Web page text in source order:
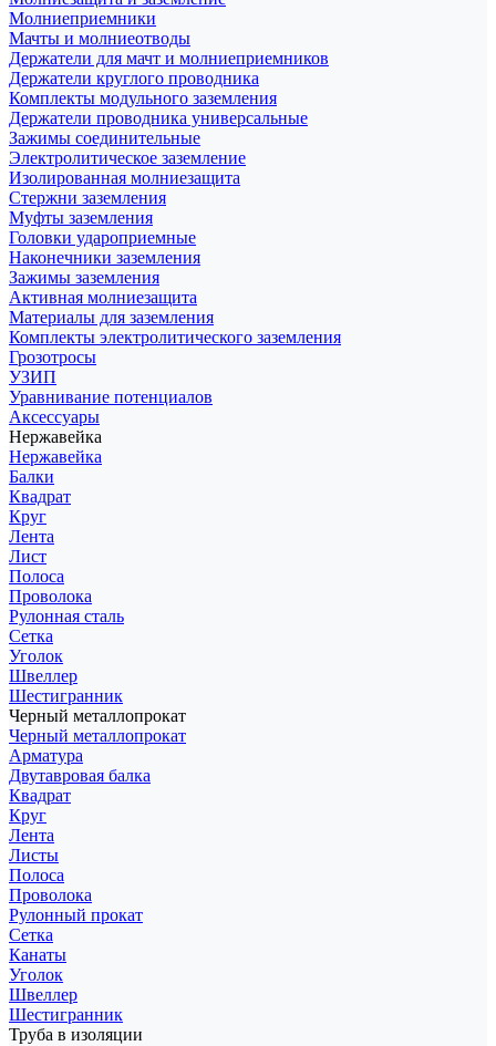
Молниеприемники
Мачты и молниеотводы
Держатели для мачт и молниеприемников
Держатели круглого проводника
Комплекты модульного заземления
Держатели проводника универсальные
Зажимы соединительные
Электролитическое заземление
Изолированная молниезащита
Стержни заземления
Муфты заземления
Головки удароприемные
Наконечники заземления
Зажимы заземления
Активная молниезащита
Материалы для заземления
Комплекты электролитического заземления
Грозотросы
УЗИП
Уравнивание потенциалов
Аксессуары
Нержавейка
Нержавейка
Балки
Квадрат
Круг
Лента
Лист
Полоса
Проволока
Рулонная сталь
Сетка
Уголок
Швеллер
Шестигранник
Черный металлопрокат
Черный металлопрокат
Арматура
Двутавровая балка
Квадрат
Круг
Лента
Листы
Полоса
Проволока
Рулонный прокат
Сетка
Канаты
Уголок
Швеллер
Шестигранник
Труба в изоляции